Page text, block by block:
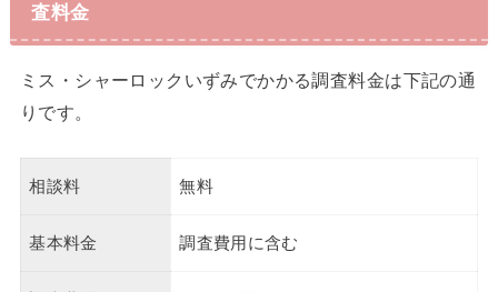
査料金
ミス・シャーロックいずみでかかる調査料金は下記の通
りです。
相談料 無料
基本料金 調査費用に含む